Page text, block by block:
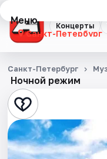
Концерты
Меню
Санкт-Петербург
Концерты
Театр
Стендап
Выставки
Ночной режим
Санкт-Петербург